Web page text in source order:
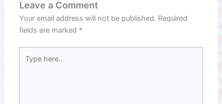
Leave a Comment
Your email address will not be published. Required
fields are marked *
here..